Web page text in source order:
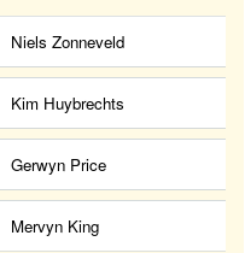
Niels Zonneveld
Kim Huybrechts
Gerwyn Price
Mervyn King